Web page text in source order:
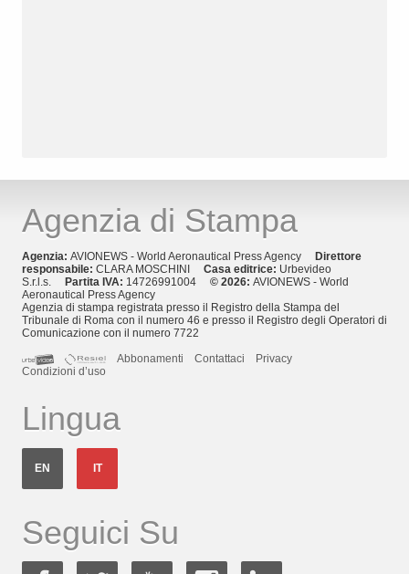
Agenzia di Stampa
Agenzia: AVIONEWS - World Aeronautical Press Agency Direttore
responsabile: CLARA MOSCHINI Casa editrice: Urbevideo
S.r.l.s. Partita IVA: 14726991004 © 2026: AVIONEWS - World
Aeronautical Press Agency
Agenzia di stampa registrata presso il Registro della Stampa del
Tribunale di Roma con il numero 46 e presso il Registro degli Operatori di
Comunicazione con il numero 7722
Abbonamenti
Contattaci
Privacy
Condizioni d’uso
Lingua
EN IT
Seguici Su